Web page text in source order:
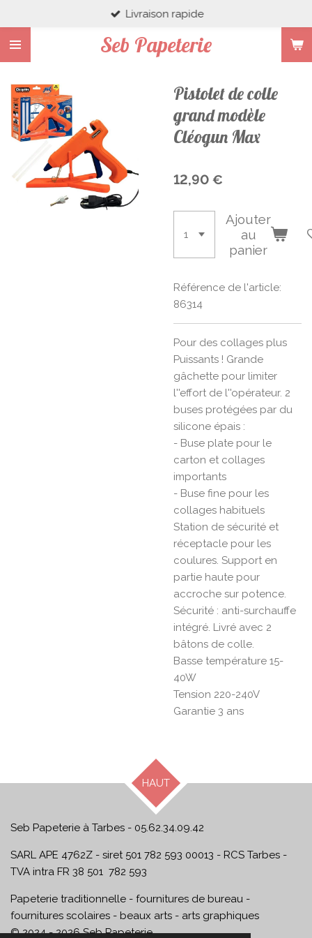
au
contenu
principal
Seb Papeterie
Livraison rapide
Pistolet de colle
grand modèle
Cléogun Max
12,90 €
Ajouter
au
panier
Référence de l'article:
86314
Pour des collages plus
Puissants ! Grande
gâchette pour limiter
l''effort de l''opérateur. 2
buses protégées par du
silicone épais :
- Buse plate pour le
carton et collages
importants
- Buse fine pour les
collages habituels
Station de sécurité et
réceptacle pour les
coulures. Support en
partie haute pour
accroche sur potence.
Sécurité : anti-surchauffe
intégré. Livré avec 2
bâtons de colle.
Basse température 15-
40W
Tension 220-240V
Garantie 3 ans
HAUT
Seb Papeterie à Tarbes - 05.62.34.09.42
SARL APE 4762Z - siret 501 782 593 00013 - RCS Tarbes -
TVA intra FR 38 501 782 593
Papeterie traditionnelle - fournitures de bureau -
fournitures scolaires - beaux arts - arts graphiques
© 2024 - 2026 Seb Papeterie